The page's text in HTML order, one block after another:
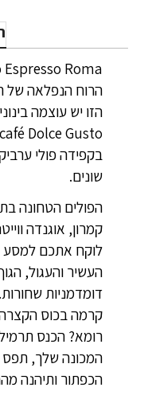
הרוח הנפלאה של
בקפידה פולי
שונים.
הפולים הטחונה
לוקח אתכם למסע
העשיר והעגול,
דומדמניות
קרמה בכוס
המכונה שלך,
הכפתור ותיהנה